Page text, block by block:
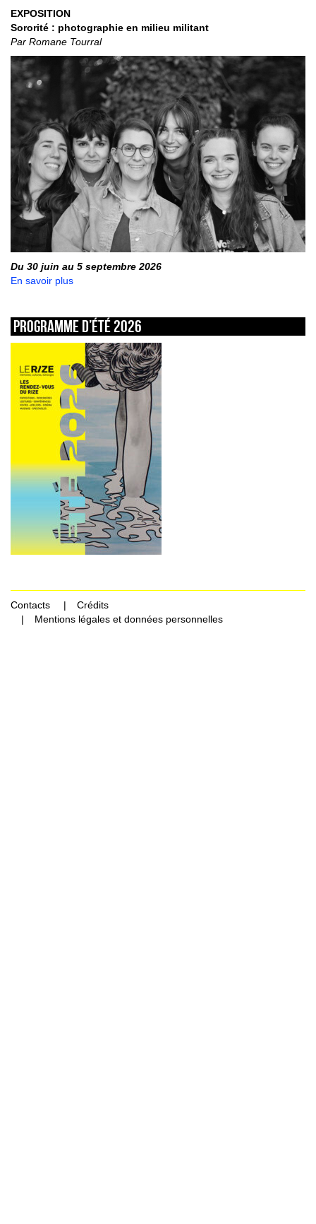
EXPOSITION
Sororité : photographie en milieu militant
Par Romane Tourral
Du 30 juin au 5 septembre 2026
En savoir plus
Programme d’été 2026
Contacts
Crédits
Mentions légales et données personnelles